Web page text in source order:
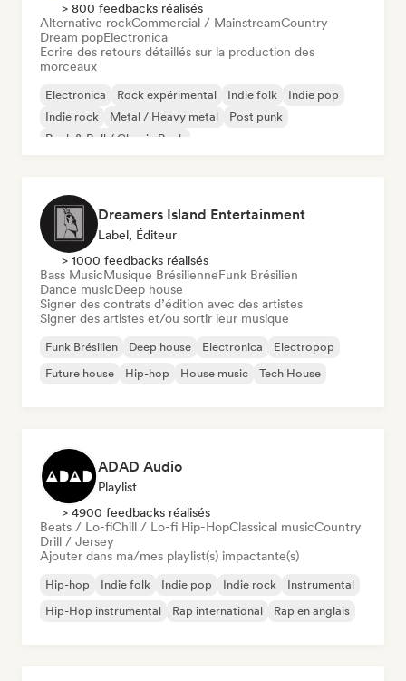
> 800 feedbacks réalisés
Alternative rockCommercial / MainstreamCountry
Dream popElectronica
Ecrire des retours détaillés sur la production des
morceaux
Electronica Rock expérimental Indie folk
Indie pop
Indie rock
Metal / Heavy metal
Post punk
Rock & Roll / Classic Rock
Dreamers Island Entertainment
Label, Éditeur
> 1000 feedbacks réalisés
Bass MusicMusique BrésilienneFunk Brésilien
Dance musicDeep house
Signer des contrats d’édition avec des artistes
Signer des artistes et/ou sortir leur musique
Funk Brésilien Deep house Electronica
Electropop
Future house
Hip-hop House music Tech House
ADAD Audio
Playlist
> 4900 feedbacks réalisés
Beats / Lo-fiChill / Lo-fi Hip-HopClassical musicCountry
Drill / Jersey
Ajouter dans ma/mes playlist(s) impactante(s)
Hip-hop Indie folk Indie pop Indie rock
Instrumental
Hip-Hop instrumental
Rap international Rap en anglais